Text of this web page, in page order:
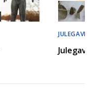
JULEGAVE-